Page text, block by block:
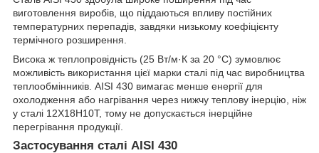
виготовлення виробів, що піддаються впливу постійних
температурних перепадів, завдяки низькому коефіцієнту
термічного розширення.
Висока ж теплопровідність (25 Вт/м·К за 20 °C) зумовлює
можливість використання цієї марки сталі під час виробництва
теплообмінників. AISI 430 вимагає менше енергії для
охолодження або нагрівання через нижчу теплову інерцію, ніж
у сталі 12Х18Н10Т, тому не допускається інерційне
перегрівання продукції.
Застосування сталі AISI 430